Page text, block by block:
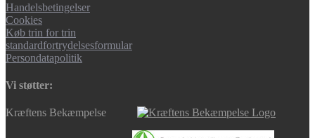
Handelsbetingelser
Cookies
Køb trin for trin
standardfortrydelsesformular
Persondatapolitik
Vi støtter:
Kræftens Bekæmpelse